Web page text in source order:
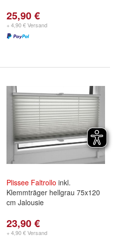
25,90 €
+ 4,90 € Versand
Plissee Faltrollo inkl.
Klemmträger hellgrau 75x120
cm Jalousie
23,90 €
+ 4,90 € Versand